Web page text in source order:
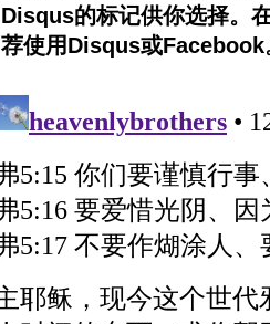
Disqus的标记供你选择。
荐使用Disqus或